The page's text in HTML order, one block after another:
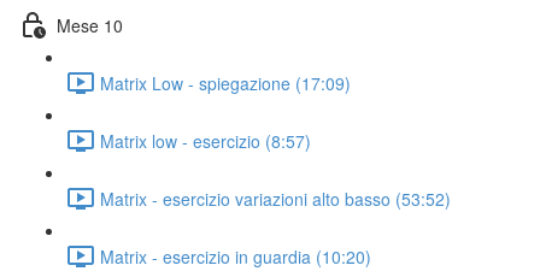
Mese 10
Matrix Low - spiegazione (17:09)
Matrix low - esercizio (8:57)
Matrix - esercizio variazioni alto basso (53:52)
Matrix - esercizio in guardia (10:20)